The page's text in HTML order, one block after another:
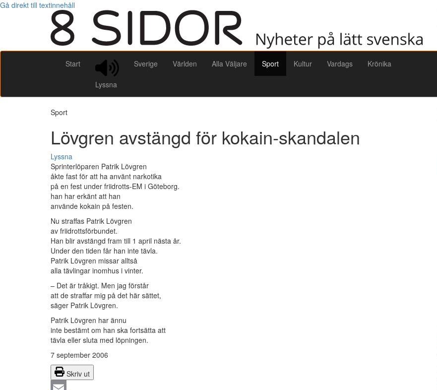
Gå direkt till textinnehåll
Start
Lyssna
Sverige Världen Alla Väljare Sport Kultur Vardags Krönika
Sport
Lövgren avstängd för kokain-skandalen
Lyssna
Sprinterlöparen Patrik Lövgren
åkte fast för att ha använt narkotika
på en fest under friidrotts-EM i Göteborg.
han har erkänt att han
använde kokain på festen.
Nu straffas Patrik Lövgren
av friidrottsförbundet.
Han blir avstängd fram till 1 april nästa år.
Under den tiden får han inte tävla.
Patrik Lövgren missar alltså
alla tävlingar inomhus i vinter.
– Det är tråkigt. Men jag förstår
att de straffar mig på det här sättet,
säger Patrik Lövgren.
Patrik Lövgren har ännu
inte bestämt om han ska fortsätta att
tävla eller sluta med löpningen.
7 september 2006
Skriv ut